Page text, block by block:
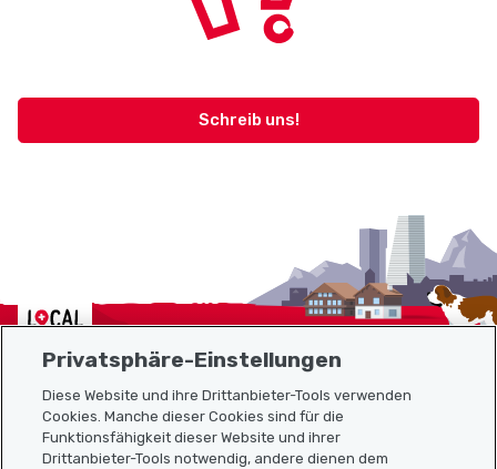
Schreib uns!
Localcities
Sitemap
Privatsphäre-Einstellungen
Diese Website und ihre Drittanbieter-Tools verwenden
Cookies. Manche dieser Cookies sind für die
Funktionsfähigkeit dieser Website und ihrer
Drittanbieter-Tools notwendig, andere dienen dem